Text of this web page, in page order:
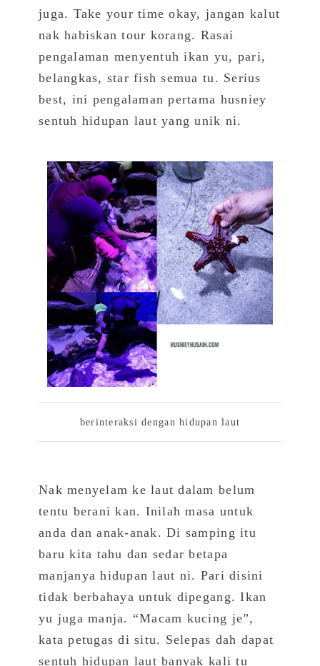
juga. Take your time okay, jangan kalut
nak habiskan tour korang. Rasai
pengalaman menyentuh ikan yu, pari,
belangkas, star fish semua tu. Serius
best, ini pengalaman pertama husniey
sentuh hidupan laut yang unik ni.
berinteraksi dengan hidupan laut
Nak menyelam ke laut dalam belum
tentu berani kan. Inilah masa untuk
anda dan anak-anak. Di samping itu
baru kita tahu dan sedar betapa
manjanya hidupan laut ni. Pari disini
tidak berbahaya untuk dipegang. Ikan
yu juga manja. “Macam kucing je”,
kata petugas di situ. Selepas dah dapat
sentuh hidupan laut banyak kali tu